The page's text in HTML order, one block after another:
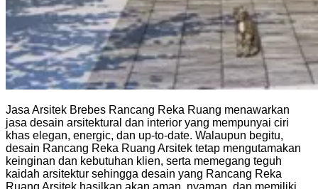
Jasa Arsitek Brebes Rancang Reka Ruang menawarkan
jasa desain arsitektural dan interior yang mempunyai ciri
khas elegan, energic, dan up-to-date. Walaupun begitu,
desain Rancang Reka Ruang Arsitek tetap mengutamakan
keinginan dan kebutuhan klien, serta memegang teguh
kaidah arsitektur sehingga desain yang Rancang Reka
Ruang Arsitek hasilkan akan aman, nyaman, dan memiliki